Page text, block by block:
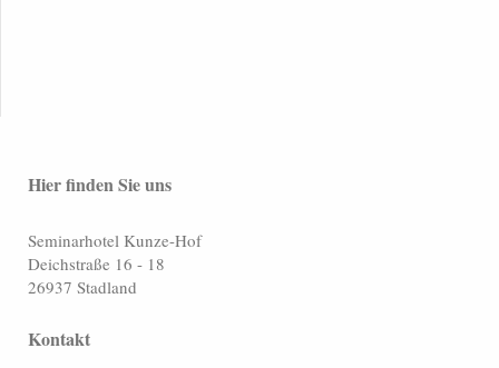
Hier finden Sie uns
Seminarhotel Kunze-Hof
Deichstraße 16 - 18
26937 Stadland
Kontakt